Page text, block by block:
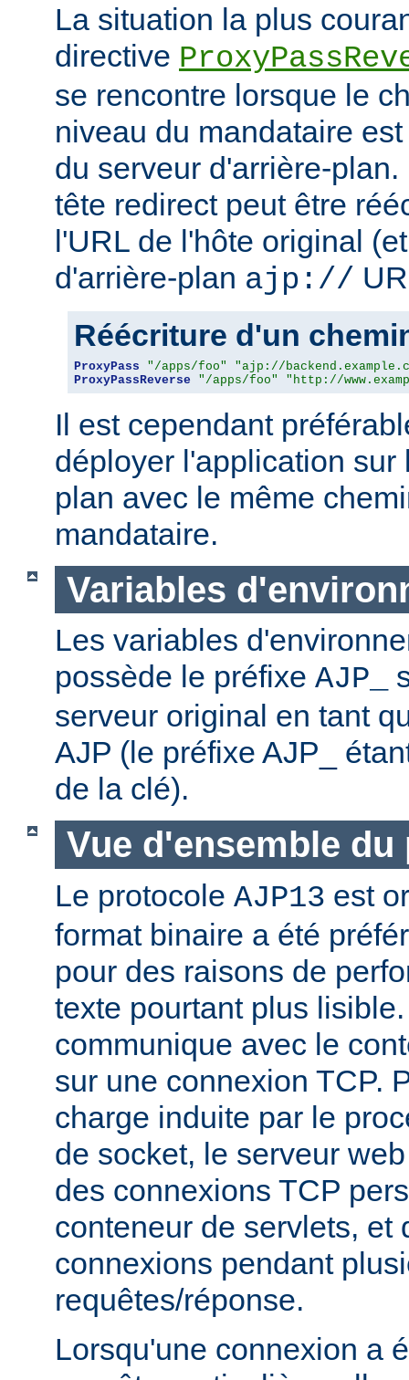
La situation la plus
directive
se rencontre lorsque le
niveau du mandataire
du serveur d'arrière-
tête redirect peut être
l'URL de l'hôte original
d'arrière-plan ajp://
Réécriture d'un
ProxyPass "/apps/foo"
"ajp://
ProxyPassReverse
"/apps/foo" "http://
Il est cependant
déployer l'application sur
plan avec le même
mandataire.
Variables
Les variables
possède le préfixe AJP_
serveur original en tant
AJP (le préfixe AJP_
de la clé).
Vue d'ensemble
Le protocole AJP13 est
format binaire a été
pour des raisons de
texte pourtant plus
communique avec le
sur une connexion TCP.
charge induite par le
de socket, le serveur
des connexions TCP
conteneur de servlets, et
connexions pendant
requêtes/réponse.
Lorsqu'une connexion a